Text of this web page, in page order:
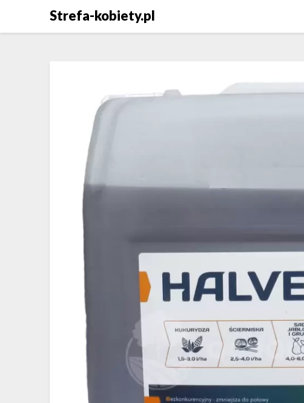
Strefa-kobiety.pl